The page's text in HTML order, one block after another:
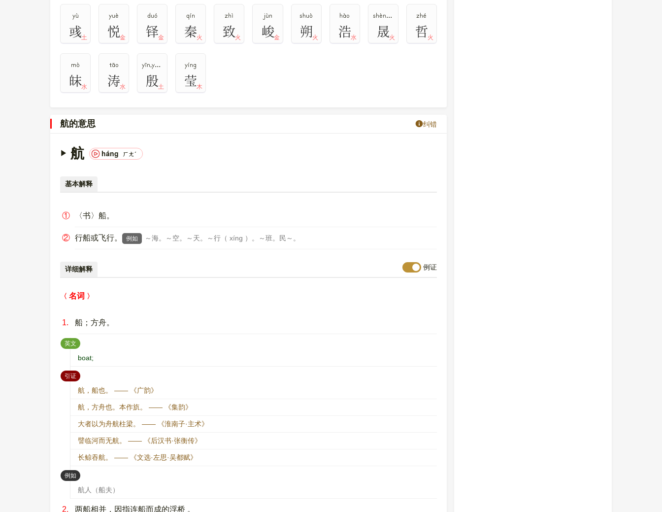
yù
彧土
yuè
悦金
duó
铎金
qín
秦火
zhì
致火
jùn
峻金
shuò
朔火
hào
浩水
shèng,chéng
晟火
zhé
哲火
mò
皌水
tāo
涛水
yīn,yān,yǐn
殷土
yíng
莹木
航的意思 纠错
航 háng ㄏㄤˊ
基本解释
① 〈书〉船。
② 行船或飞行。 例如 ～海。～空。～天。～行（ xíng ）。～班。民～。
详细解释 例证
名词
1. 船；方舟。
英文 ：
boat;
引证：
航，船也。 —— 《广韵》
航，方舟也。本作斻。 —— 《集韵》
大者以为舟航柱梁。 —— 《淮南子·主术》
譬临河而无航。 —— 《后汉书·张衡传》
长鲸吞航。 —— 《文选·左思·吴都赋》
例如 ：
航人（船夫）
2. 两船相并，因指连船而成的浮桥 。